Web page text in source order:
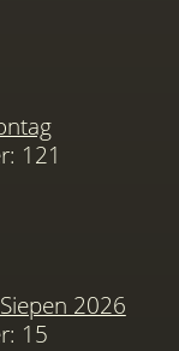
121
2026
15